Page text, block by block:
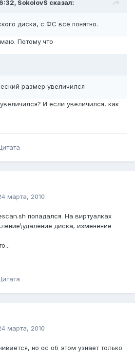
SokolovS сказал:
диска, с ФС все понятно.
Потому что
размер увеличился
И если увеличился, как
марта, 2010
попадался. На виртуалках
диска, изменение
марта, 2010
но ос об этом узнает только